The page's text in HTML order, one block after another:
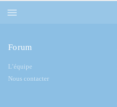
Forum
L’équipe
Nous contacter